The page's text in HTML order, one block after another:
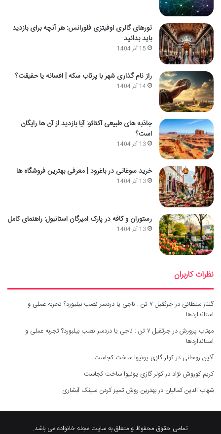
تورهای گالری اوفیتزی فلورانس: هر آنچه برای بازدید
باید بدانید
15 آذر 1404
راز نام گذاری شهر با پرتاب سکه | افسانه یا حقیقت؟
14 آذر 1404
جاذبه های طبیعی آکتائو: آیا بازدید از آن ها رایگان
است؟
13 آذر 1404
خرید سوغاتی در باغرود | معرفی بهترین فروشگاه ها
13 آذر 1404
رستوران و کافه در پارک امیرگان استانبول: راهنمای کامل
13 آذر 1404
نظرات کاربران
گلناز سلطانی در
جرثقیل ۷ تن : ناجی یا دردسر نصب بیلبورد؟ تجربه عملی و
استانداردها
مهتاب پرورشدر
جرثقیل ۷ تن : ناجی یا دردسر نصب بیلبورد؟ تجربه عملی و
استانداردها
آذین روحانی درکولر گازی یونیوا ساخت کجاست
کریم کوروش نژاد درکولر گازی یونیوا ساخت کجاست
شهاب الدین کمالیان دربهترین روش تمیز کردن سینک آبشاری
تمامی حقوق محفوظ و متعلق به سایت مجله خانواده می باشد.